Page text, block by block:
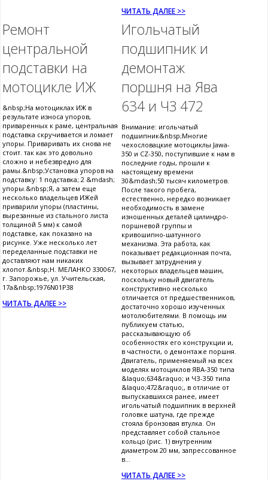
ЧИТАТЬ ДАЛЕЕ >>
Ремонт
центральной
подставки на
мотоцикле ИЖ
&nbsp;На мотоциклах ИЖ в
результате износа упоров,
приваренных к раме, центральная
подставка скручивается и ломает
упоры. Приваривать их снова не
стоит. так как это довольно
сложно и небезвредно для
рамы.&nbsp;Установка упоров на
подставку: 1 подставка; 2 &mdash;
упоры.&nbsp;Я, а затем еще
несколько владельцев ИЖей
приварили упоры (пластины,
вырезанные из стального листа
толщиной 5 мм) к самой
подставке, как показано на
рисунке. Уже несколько лет
переделанные подставки не
доставляют нам никаких
хлопот.&nbsp;Н. МЕЛАНКО 330067,
г. Запорожье, ул. Учительская,
17а&nbsp;1976N01P38
ЧИТАТЬ ДАЛЕЕ >>
Игольчатый
подшипник и
демонтаж
поршня на Ява
634 и ЧЗ 472
Внимание: игольчатый
подшипник&nbsp;Многие
чехословацкие мотоциклы Jawa-
350 и CZ-350, поступившие к нам в
последние годы, прошли к
настоящему времени
30&mdash;50 тысяч километров.
После такого пробега,
естественно, нередко возникает
необходимость в замене
изношенных деталей цилиндро-
поршневой группы и
кривошипно-шатунного
механизма. Эта работа, как
показывает редакционная почта,
вызывает затруднения у
некоторых владельцев машин,
поскольку новый двигатель
конструктивно несколько
отличается от предшественников,
достаточно хорошо изученных
мотолюбителями. В помощь им
публикуем статью,
рассказывающую об
особенностях его конструкции и,
в частности, о демонтаже поршня.
Двигатель, применяемый на всех
моделях мотоциклов ЯВА-350 типа
&laquo;634&raquo; и ЧЗ-350 типа
&laquo;472&raquo;, в отличие от
выпускавшихся ранее, имеет
игольчатый подшипник в верхней
головке шатуна, где прежде
стояла бронзовая втулка. Он
представляет собой стальное
кольцо (рис. 1) внутренним
диаметром 20 мм, запрессованное
в...
ЧИТАТЬ ДАЛЕЕ >>